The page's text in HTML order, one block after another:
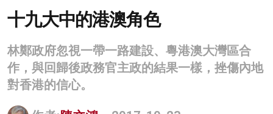
生活
商業
科技
十九大中的港澳角色
林鄭政府忽視一帶一路建設、粵港澳大灣區合
作，與回歸後政務官主政的結果一樣，挫傷內地
對香港的信心。